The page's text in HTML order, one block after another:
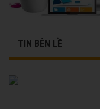
TIN BÊN LỀ